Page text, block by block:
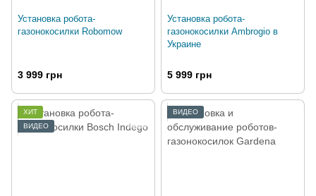
Установка робота-
газонокосилки Robomow
3 999 грн
Установка робота-
газонокосилки Ambrogio в
Украине
5 999 грн
ХИТ
ВИДЕО
ВИДЕО